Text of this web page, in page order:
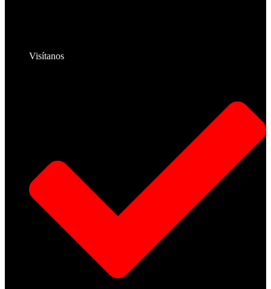
Visítanos